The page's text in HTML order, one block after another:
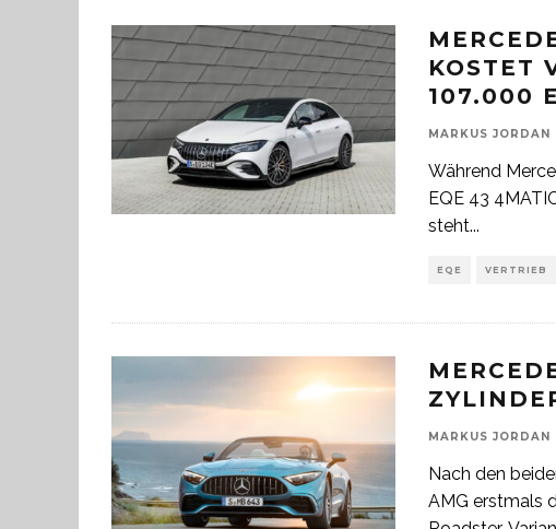
KOSTET
107.000
MARKUS JORDAN
Während
EQE 43
steht...
EQE VERTRIEB
MARKUS JORDAN
Nach den
AMG erstmals